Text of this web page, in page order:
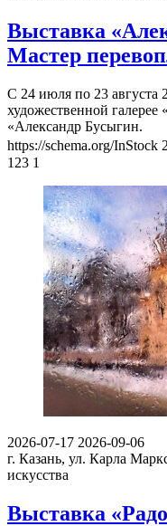
Выставка
Мастер
С 24 июля по 23 августа
художественной галерее
«Александр Бусыгин.
https://schema.org/InStock
123 1
2026-07-17 2026-09-06
г. Казань, ул. Карла
искусства
Выставка